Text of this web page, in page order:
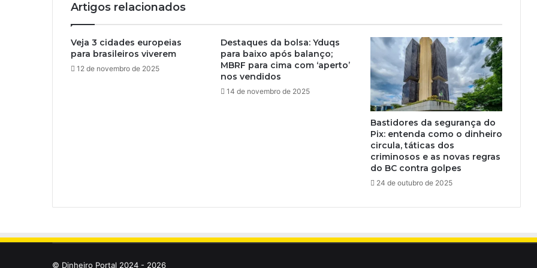
Artigos relacionados
Veja 3 cidades europeias
para brasileiros viverem
12 de novembro de 2025
Destaques da bolsa: Yduqs
para baixo após balanço;
MBRF para cima com ‘aperto’
nos vendidos
14 de novembro de 2025
Bastidores da segurança do
Pix: entenda como o dinheiro
circula, táticas dos
criminosos e as novas regras
do BC contra golpes
24 de outubro de 2025
© Dinheiro Portal 2024 - 2026